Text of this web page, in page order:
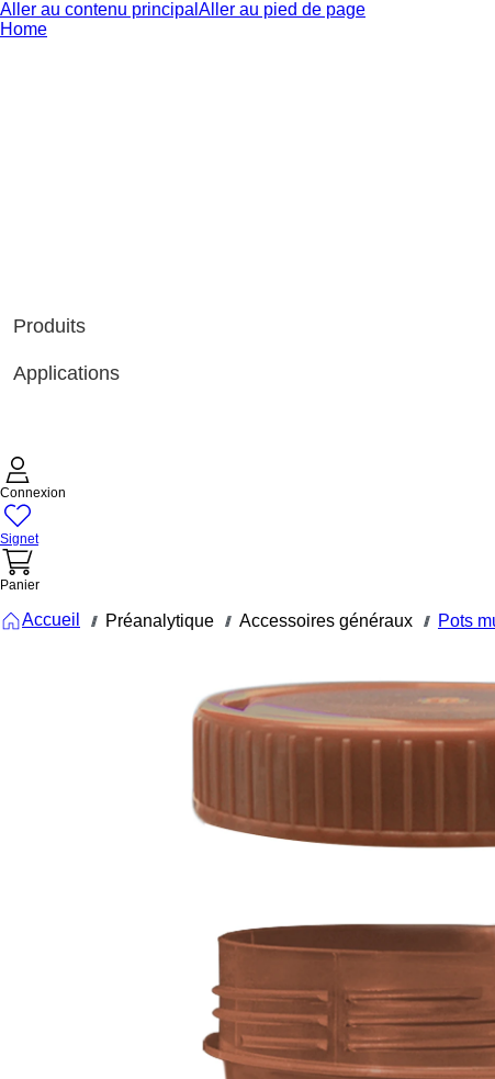
Aller au contenu principal Aller au pied de page
Home
Produits
Applications
Connexion
Signet
Panier
Accueil /// Préanalytique /// Accessoires généraux /// Pots